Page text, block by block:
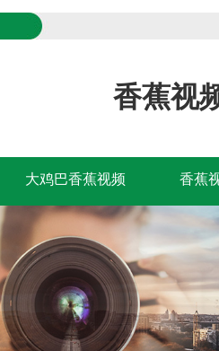
香蕉视
大鸡巴香蕉视频 香蕉